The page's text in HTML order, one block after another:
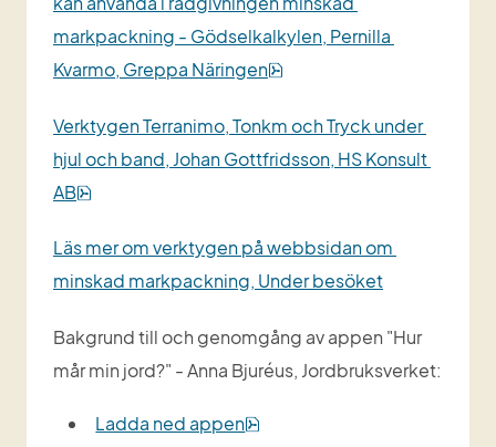
markpackning - Gödselkalkylen, Pernilla
Kvarmo, Greppa Näringen
Verktygen Terranimo, Tonkm och Tryck under
hjul och band, Johan Gottfridsson, HS Konsult
AB
Läs mer om verktygen på webbsidan om
minskad markpackning, Under besöket
Bakgrund till och genomgång av appen "Hur
mår min jord?" - Anna Bjuréus, Jordbruksverket:
Ladda ned appen